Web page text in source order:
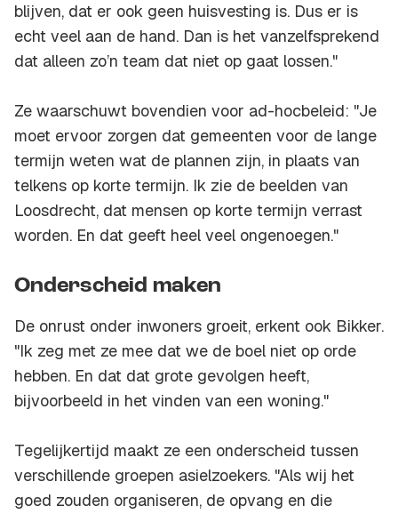
blijven, dat er ook geen huisvesting is. Dus er is
echt veel aan de hand. Dan is het vanzelfsprekend
dat alleen zo’n team dat niet op gaat lossen."
Ze waarschuwt bovendien voor ad-hocbeleid: "Je
moet ervoor zorgen dat gemeenten voor de lange
termijn weten wat de plannen zijn, in plaats van
telkens op korte termijn. Ik zie de beelden van
Loosdrecht, dat mensen op korte termijn verrast
worden. En dat geeft heel veel ongenoegen."
Onderscheid maken
De onrust onder inwoners groeit, erkent ook Bikker.
"Ik zeg met ze mee dat we de boel niet op orde
hebben. En dat dat grote gevolgen heeft,
bijvoorbeeld in het vinden van een woning."
Tegelijkertijd maakt ze een onderscheid tussen
verschillende groepen asielzoekers. "Als wij het
goed zouden organiseren, de opvang en die